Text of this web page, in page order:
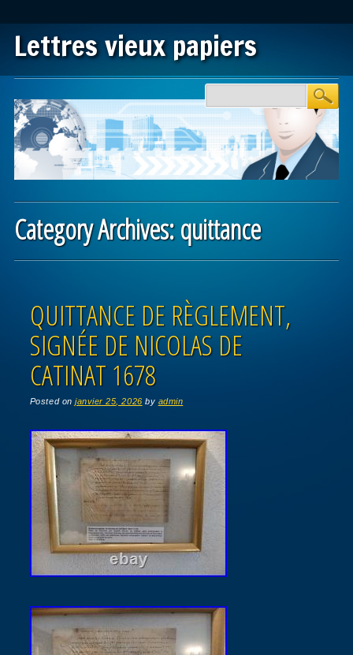
Lettres vieux papiers
Main menu
Category Archives:quittance
QUITTANCE DE RÈGLEMENT,
SIGNÉE DE NICOLAS DE
CATINAT 1678
Posted onjanvier 25, 2026 by admin